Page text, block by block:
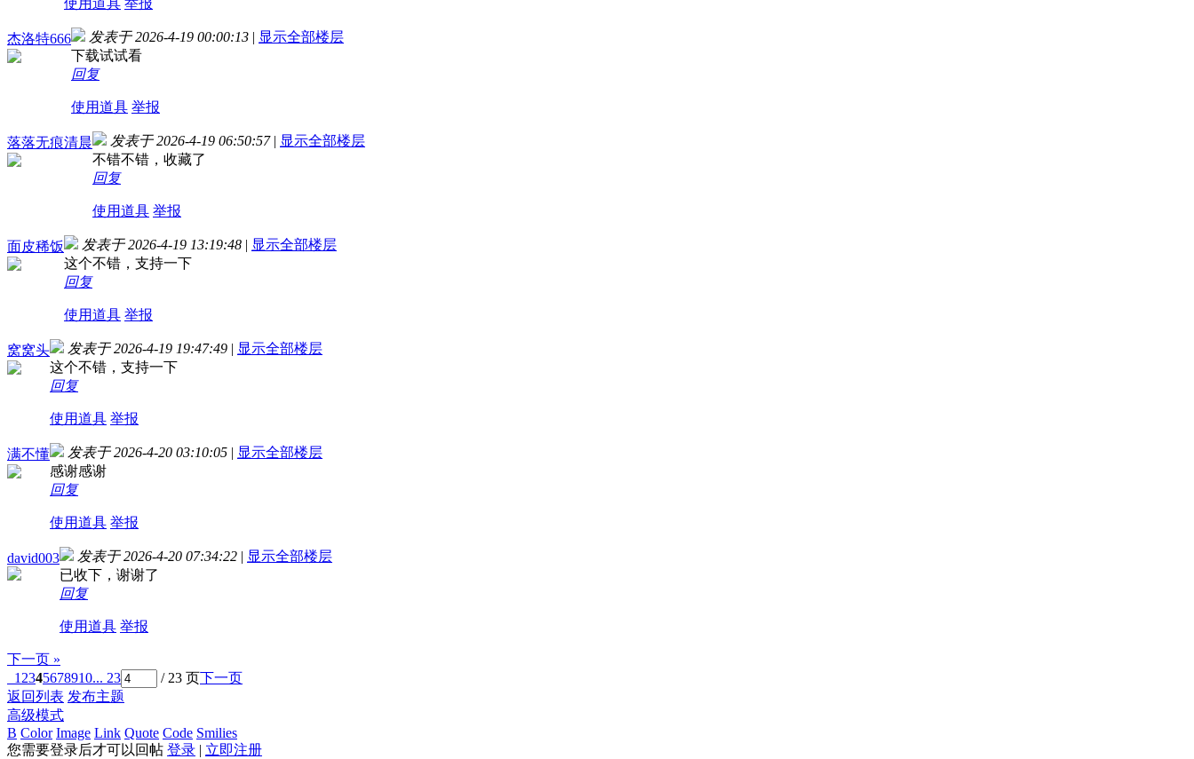
杰洛特666 发表于 2026-4-19 00:00:13 | 显示全部楼层
下载试试看
回复
使用道具 举报
落落无痕清晨 发表于 2026-4-19 06:50:57 | 显示全部楼层
不错不错，收藏了
回复
使用道具 举报
面皮稀饭 发表于 2026-4-19 13:19:48 | 显示全部楼层
这个不错，支持一下
回复
使用道具 举报
窝窝头 发表于 2026-4-19 19:47:49 | 显示全部楼层
这个不错，支持一下
回复
使用道具 举报
满不懂 发表于 2026-4-20 03:10:05 | 显示全部楼层
感谢感谢
回复
使用道具 举报
david003 发表于 2026-4-20 07:34:22 | 显示全部楼层
已收下，谢谢了
回复
使用道具 举报
下一页 »
1 2345678910... 23 / 23 页下一页
返回列表 发布主题
高级模式
B Color Image Link Quote Code Smilies
您需要登录后才可以回帖 登录 | 立即注册